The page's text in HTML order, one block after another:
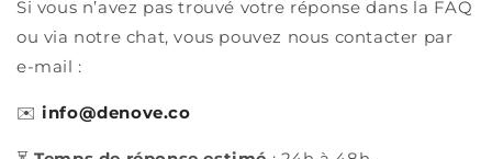
Si vous n’avez pas trouvé votre réponse dans la FAQ
ou via notre chat, vous pouvez nous contacter par
e-mail :
✉️info@denove.co